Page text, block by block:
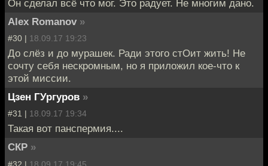
Он сделал всё что мог. Это радует. Не многим дано.
Alex Romanov »
#30 | 18.09.17 19:23
До слёз и до мурашек. Ради этого стОит жить! Не
сочту себя нескромным, но я приложил кое-что к
этой миссии.
Цзен ГУргуров »
#31 | 18.09.17 19:34
Такая вот панспермия....
СКР »
#32 | 18.09.17 19:45